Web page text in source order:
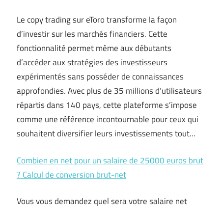
Le copy trading sur eToro transforme la façon
d’investir sur les marchés financiers. Cette
fonctionnalité permet même aux débutants
d’accéder aux stratégies des investisseurs
expérimentés sans posséder de connaissances
approfondies. Avec plus de 35 millions d’utilisateurs
répartis dans 140 pays, cette plateforme s’impose
comme une référence incontournable pour ceux qui
souhaitent diversifier leurs investissements tout…
Combien en net pour un salaire de 25000 euros brut
? Calcul de conversion brut-net
Vous vous demandez quel sera votre salaire net